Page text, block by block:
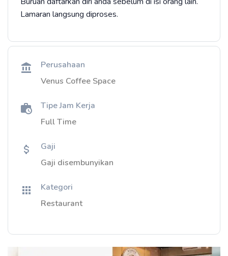
Lamaran langsung diproses.
Perusahaan
Venus Coffee Space
Tipe Jam Kerja
Full Time
Gaji
Gaji disembunyikan
Kategori
Restaurant